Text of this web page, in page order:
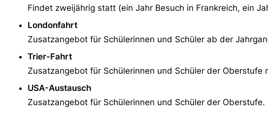
Findet zweijährig statt (ein Jahr Besuch in Frankreich, ein
Londonfahrt
Zusatzangebot für Schülerinnen und Schüler ab der
Trier-Fahrt
Zusatzangebot für Schülerinnen und Schüler der Oberstufe
USA-Austausch
Zusatzangebot für Schülerinnen und Schüler der Oberstufe.